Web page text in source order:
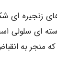
زنجیره ای
ای سلولی
که منجر به